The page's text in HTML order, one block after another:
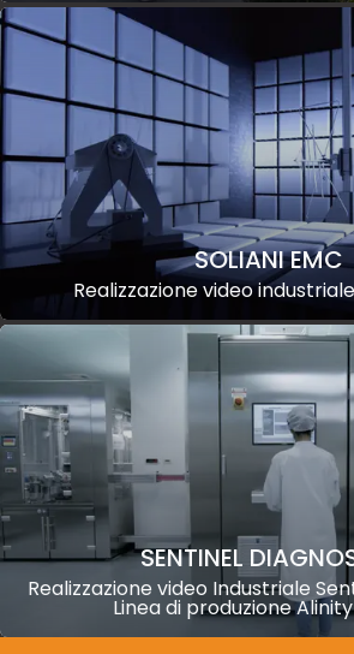
SOLIANI EMC
Realizzazione video
SENTINEL
Realizzazione video Industriale
Linea di produzione